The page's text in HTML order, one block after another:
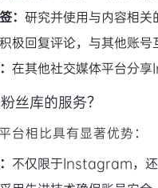
： 研究并使用与内容相关
积极回复评论，与其他账号
在其他社交媒体平台分
丝库的服务？
台相比具有显著优势：
不仅限于Instagram，